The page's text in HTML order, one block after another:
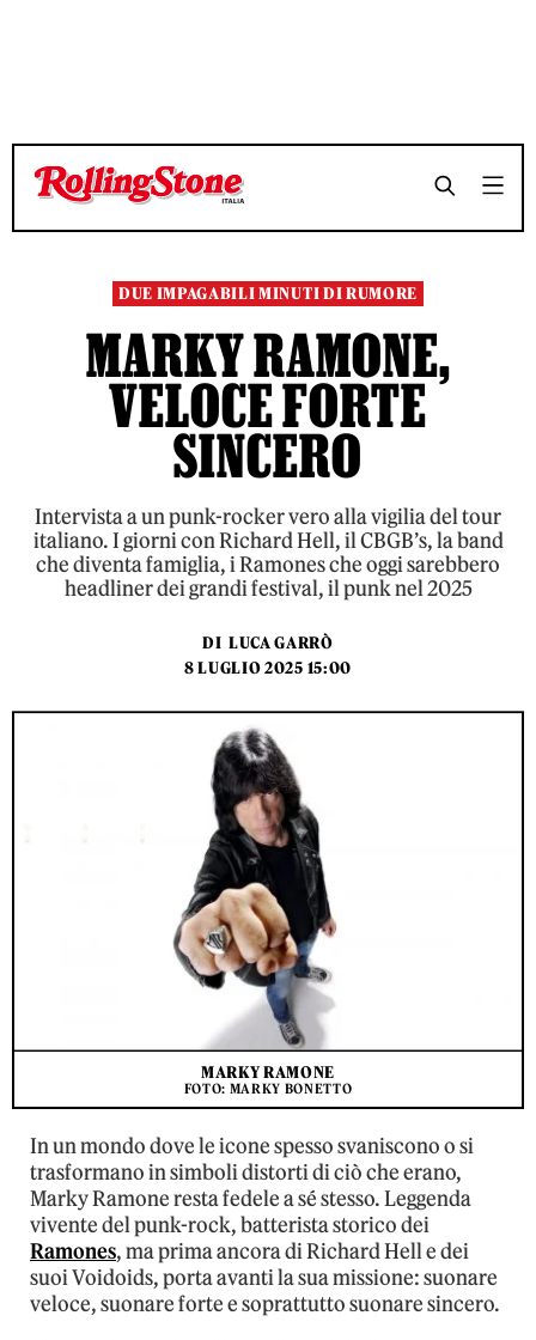
TEMPO DI LETTURA 13 MINUTI SHARE
TEMPO DI LETTURA 13 MINUTI SHARE
DUE IMPAGABILI MINUTI DI RUMORE
MARKY RAMONE,
VELOCE FORTE
SINCERO
Intervista a un punk-rocker vero alla vigilia del tour
italiano. I giorni con Richard Hell, il CBGB’s, la band
che diventa famiglia, i Ramones che oggi sarebbero
headliner dei grandi festival, il punk nel 2025
DI LUCA GARRÒ
8 LUGLIO 2025 15:00
MARKY RAMONE
FOTO: MARKY BONETTO
In un mondo dove le icone spesso svaniscono o si
trasformano in simboli distorti di ciò che erano,
Marky Ramone resta fedele a sé stesso. Leggenda
vivente del punk-rock, batterista storico dei
Ramones, ma prima ancora di Richard Hell e dei
suoi Voidoids, porta avanti la sua missione: suonare
veloce, suonare forte e soprattutto suonare sincero.